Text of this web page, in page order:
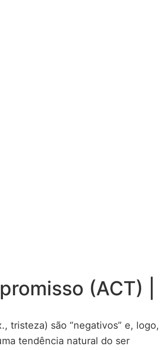
(ACT) |
tristeza) são “negativos” e, logo,
tendência natural do ser